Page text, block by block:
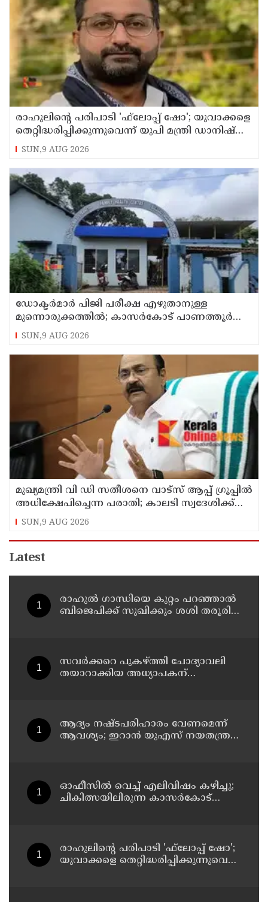
രാഹുലിന്റെ പരിപാടി 'ഫ്‌ലോപ്പ് ഷോ'; യുവാക്കളെ
തെറ്റിദ്ധരിപ്പിക്കുന്നുവെന്ന് യുപി മന്ത്രി ഡാനിഷ്
അന്‍സാരി
SUN,9 AUG 2026
ഡോക്ടര്‍മാര്‍ പിജി പരീക്ഷ എഴുതാനുള്ള
മുന്നൊരുക്കത്തില്‍; കാസര്‍കോട് പാണത്തൂര്‍
കുടുംബാരോഗ്യ കേന്ദ്രം അടച്ചുപൂട്ടി
SUN,9 AUG 2026
മുഖ്യമന്ത്രി വി ഡി സതീശനെ വാട്‌സ് ആപ്പ് ഗ്രൂപ്പില്‍
അധിക്ഷേപിച്ചെന്ന പരാതി; കാലടി സ്വദേശിക്ക്
എതിരെ കേസ്
SUN,9 AUG 2026
Latest
രാഹുല്‍ ഗാന്ധിയെ കുറ്റം പറഞ്ഞാല്‍
ബിജെപിക്ക് സുഖിക്കും ശശി തരൂരിന്
സവര്‍ക്കറെ പുകഴ്ത്തി ചോദ്യാവലി
തയാറാക്കിയ അധ്യാപകന്
ആദ്യം നഷ്ടപരിഹാരം വേണമെന്ന്
ആവശ്യം; ഇറാന്‍ യുഎസ് നയതന്ത്ര
ഓഫീസില്‍ വെച്ച് എലിവിഷം കഴിച്ചു;
ചികിത്സയിലിരുന്ന കാസര്‍കോട്
രാഹുലിന്റെ പരിപാടി 'ഫ്‌ലോപ്പ് ഷോ';
യുവാക്കളെ തെറ്റിദ്ധരിപ്പിക്കുന്നുവെന്ന്